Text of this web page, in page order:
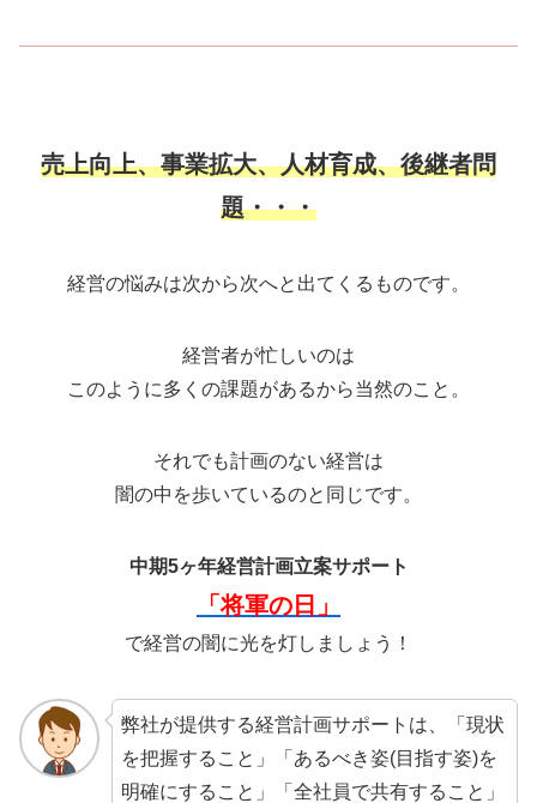
売上向上、事業拡大、人材育成、後継者問
題・・・
経営の悩みは次から次へと出てくるものです。
経営者が忙しいのは
このように多くの課題があるから当然のこと。
それでも計画のない経営は
闇の中を歩いているのと同じです。
中期5ヶ年経営計画立案サポート
「将軍の日」
で経営の闇に光を灯しましょう！
弊社が提供する経営計画サポートは、「現状
を把握すること」「あるべき姿(目指す姿)を
明確にすること」「全社員で共有すること」